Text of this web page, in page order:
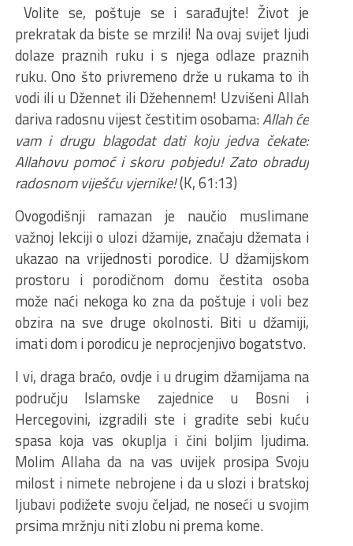
Volite se, poštuje se i sarađujte! Život je
prekratak da biste se mrzili! Na ovaj svijet ljudi
dolaze praznih ruku i s njega odlaze praznih
ruku. Ono što privremeno drže u rukama to ih
vodi ili u Džennet ili Džehennem! Uzvišeni Allah
dariva radosnu vijest čestitim osobama:Allah će
vam i drugu blagodat dati koju jedva čekate:
Allahovu pomoć i skoru pobjedu! Zato obraduj
radosnom viješću vjernike!(K, 61:13)
Ovogodišnji ramazan je naučio muslimane
važnoj lekciji o ulozi džamije, značaju džemata i
ukazao na vrijednosti porodice. U džamijskom
prostoru i porodičnom domu čestita osoba
može naći nekoga ko zna da poštuje i voli bez
obzira na sve druge okolnosti. Biti u džamiji,
imati dom i porodicu je neprocjenjivo bogatstvo.
I vi, draga braćo, ovdje i u drugim džamijama na
području Islamske zajednice u Bosni i
Hercegovini, izgradili ste i gradite sebi kuću
spasa koja vas okuplja i čini boljim ljudima.
Molim Allaha da na vas uvijek prosipa Svoju
milost i nimete nebrojene i da u slozi i bratskoj
ljubavi podižete svoju čeljad, ne noseći u svojim
prsima mržnju niti zlobu ni prema kome.